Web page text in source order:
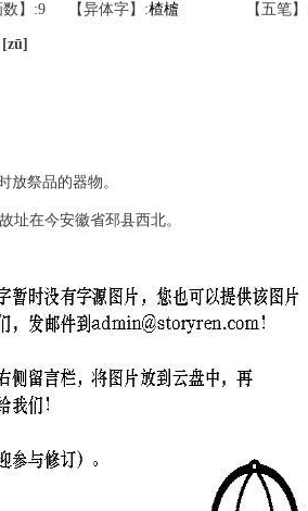
数】:9 【异体字】:楂樝 【五笔
放祭品的器物。
址在今安徽省邳县西北。